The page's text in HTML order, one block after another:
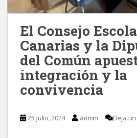
El Consejo
Canarias y la
del Común
integración y la
convivencia
25 julio, 2024 admin Deja